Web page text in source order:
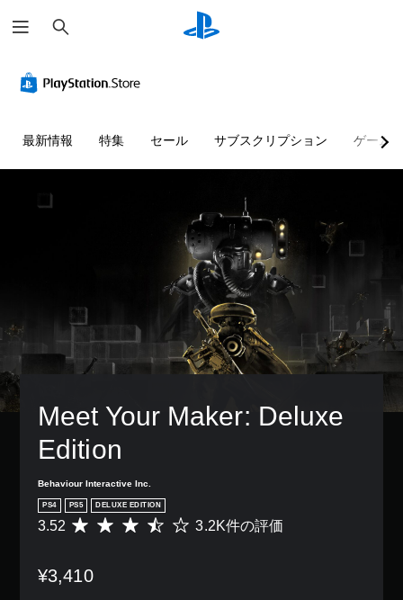
索
最新情報 特集 セール サブスクリプション ゲーム
Meet Your Maker: Deluxe
Edition
Behaviour Interactive Inc.
PS4 PS5 DELUXE EDITION
評
は
3.52 3.2K件の評価
¥3,410